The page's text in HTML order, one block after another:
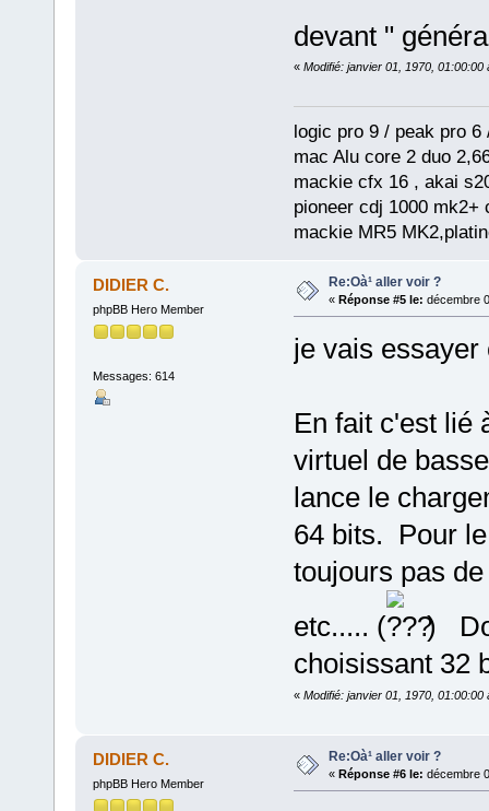
devant "
« Modifié: janvier 01, 1970, 01:00:00
logic pro 9 / peak pro
mac Alu core 2 duo
mackie cfx 16 , akai
pioneer cdj 1000
mackie MR5
DIDIER C.
phpBB Hero Member
Messages: 614
Re:Oà¹ aller voir ?
« Réponse #5 le: décembre
je vais
En fait c'est
virtuel de
lance le
64 bits. Pour
toujours pas
etc..... (
)
choisissant 32
« Modifié: janvier 01, 1970, 01:00:00
DIDIER C.
phpBB Hero Member
Re:Oà¹ aller voir ?
« Réponse #6 le: décembre